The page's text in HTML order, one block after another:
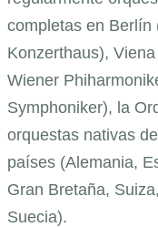
completas en Berlín
Konzerthaus),
Wiener
Symphoniker), la
orquestas nativas
países (Alemania,
Gran Bretaña,
Suecia).